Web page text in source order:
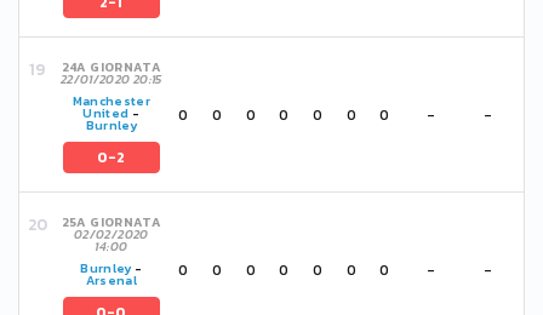
24A GIORNATA
22/01/2020 20:15
Manchester
United -
Burnley
0-2
0 0 0 0 0 0 0 - -
25A GIORNATA
02/02/2020
14:00
Burnley-
Arsenal 0 0 0 0 0 0 0 - -